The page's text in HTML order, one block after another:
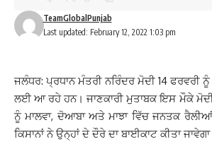
Last updated: February 12, 2022 1:03 pm
TeamGlobalPunjab
ਜਲੰਧਰ: ਪ੍ਰਧਾਨ ਮੰਤਰੀ ਨਰਿੰਦਰ ਮੋਦੀ 14 ਫਰਵਰੀ
ਲਈ ਆ ਰਹੇ ਹਨ। ਜਾਣਕਾਰੀ ਮੁਤਾਬਕ ਇਸ ਮੌਕੇ ਮੋਦੀ
ਨੂੰ ਮਾਲਵਾ, ਦੋਆਬਾ ਅਤੇ ਮਾਝਾ ਵਿੱਚ ਜਨਤਕ
ਕਿਸਾਨਾਂ ਨੇ ਉਨ੍ਹਾਂ ਦੇ ਦੌਰੇ ਦਾ ਬਾਈਕਾਟ ਕੀਤਾ